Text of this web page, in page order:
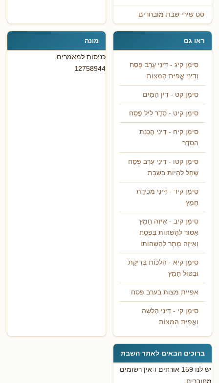
סט שירי שבת מובחרים
ראו גם
סִימָן קיג - דִּינֵי עֶרֶב פֶּסַח
וְדִינֵי אֲפִיַּת הַמַּצּוֹת
סִימָן קט - דִּין הַמַּיִם
סִימָן קיט - סֵדֶר לֵיל פֶּסַח
סִימָן קיח - דִּינֵי הֲכָנַת
הַסֵּדֶר
סִימָן קטו - דִּינֵי עֶרֶב פֶּסַח
שֶׁחָל לִהְיוֹת בַּשַׁבָּת
סִימָן קיד - דִּינֵי מְכִירַת
חָמֵץ
סִימָן קיב - אֵיזֶה חָמֵץ
אָסוּר לְהַשְׁהוֹת בְּפֶסַח
וְאֵיזֶה מֻתָּר לְהַשְׁהוֹתוֹ
סִימָן קיא - הִלְכוֹת בְּדִיקַת
וּבִטּוּל חָמֵץ
אפיית מצות בערב פסח
סִימָן קי - דִּינֵי הַלִשָּׁה
וַאֲפִיַּת הַמַּצּוֹת
מונה
כניסות למאמרים
12758944
ברוכים הבאים לאתר השבת
יש לנו 159 אורחים ו-אין רשומים
מחוברים